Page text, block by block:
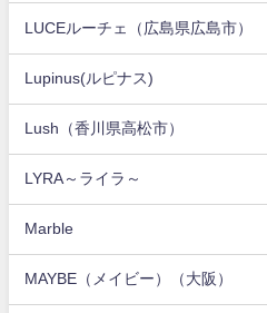
LUCEルーチェ（広島県広島市）
Lupinus(ルピナス)
Lush（香川県高松市）
LYRA～ライラ～
Marble
MAYBE（メイビー）（大阪）